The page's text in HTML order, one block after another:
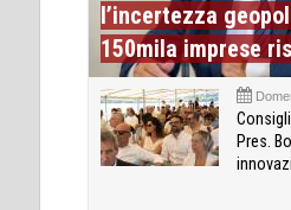
l’incertezza
150mila imprese
Pres.